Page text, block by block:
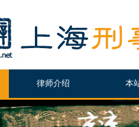
律师介绍 本